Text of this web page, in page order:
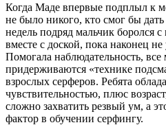
Когда Маде впервые подплыл к
не было никого, кто смог бы дать
недель подряд мальчик боролся
вместе с доской, пока наконец
Помогала наблюдательность,
придерживаются «технике
взрослых серферов. Ребята
чувствительностью, плюс
сложно захватить резвый ум, а
фактор в обучении серфингу.